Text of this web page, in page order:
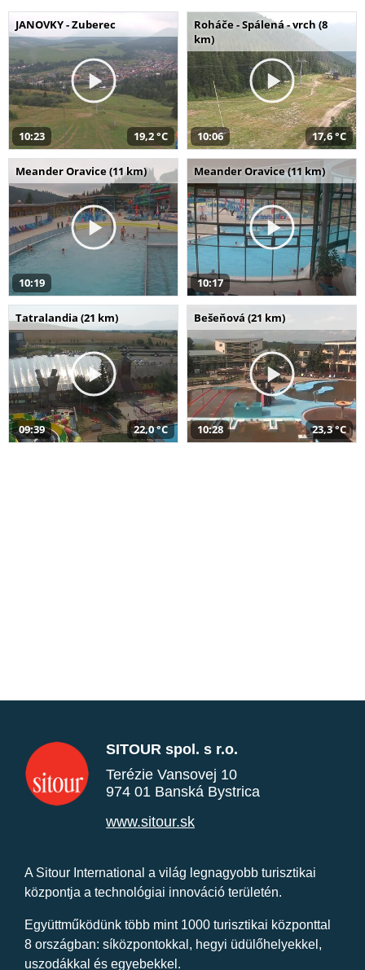
JANOVKY - Zuberec
10:23 19,2 °C
Roháče - Spálená - vrch (8
km)
10:06 17,6 °C
Meander Oravice (11 km)
10:19
Meander Oravice (11 km)
10:17
Tatralandia (21 km)
09:39 22,0 °C
Bešeňová (21 km)
10:28 23,3 °C
SITOUR spol. s r.o.
Terézie Vansovej 10
974 01 Banská Bystrica
www.sitour.sk
A Sitour International a világ legnagyobb turisztikai
központja a technológiai innováció területén.
Együttműködünk több mint 1000 turisztikai központtal
8 országban: síközpontokkal, hegyi üdülőhelyekkel,
uszodákkal és egyebekkel.